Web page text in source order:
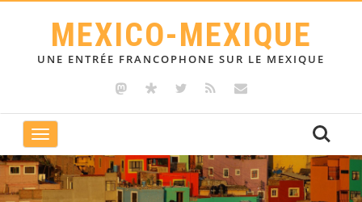
MEXICO-MEXIQUE
UNE ENTRÉE FRANCOPHONE SUR LE MEXIQUE
Toggle
navigation